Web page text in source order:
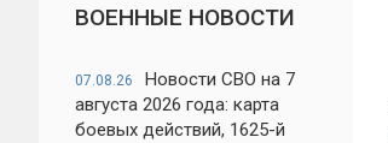
ВОЕННЫЕ НОВОСТИ
07.08.26
Новости СВО на 7
августа 2026 года: карта
боевых действий, 1625-й